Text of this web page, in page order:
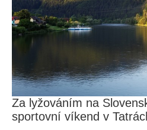
Za lyžováním na
sportovní víkend v